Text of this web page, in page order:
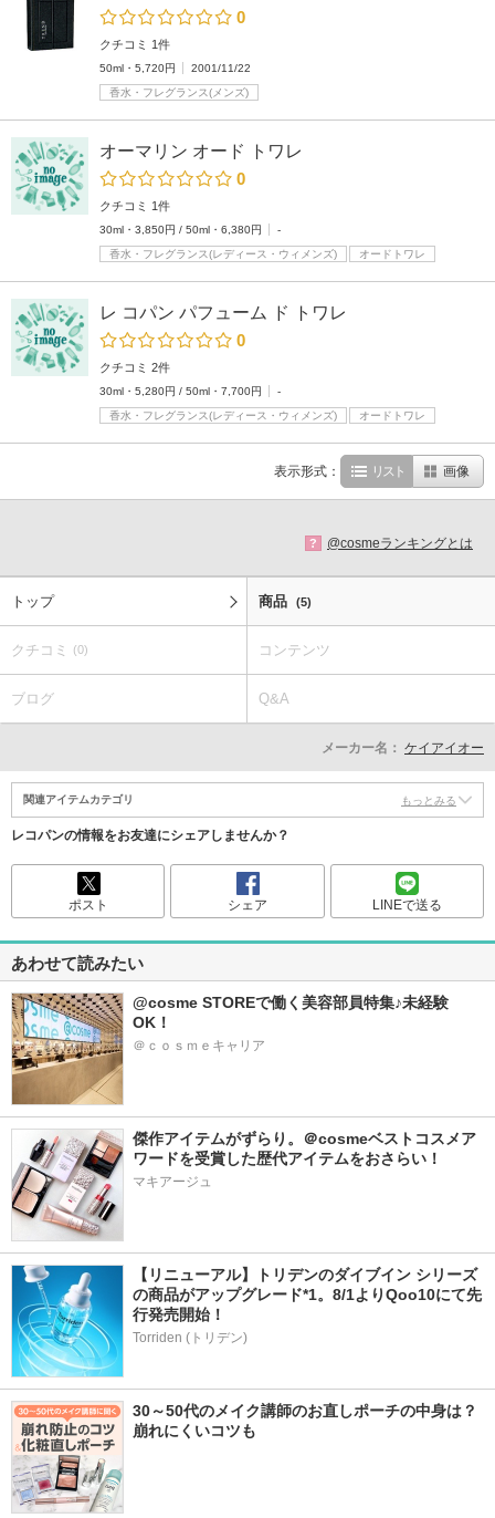
0
クチコミ 1件
50ml・5,720円
2001/11/22
香水・フレグランス(メンズ)
オーマリン オード トワレ
0
クチコミ 1件
30ml・3,850円 / 50ml・6,380円
-
香水・フレグランス(レディース・ウィメンズ)
オードトワレ
レ コパン パフューム ド トワレ
0
クチコミ 2件
30ml・5,280円 / 50ml・7,700円
-
香水・フレグランス(レディース・ウィメンズ)
オードトワレ
表示形式： リスト 画像
? @cosmeランキングとは
トップ 商品 (5)
クチコミ (0) コンテンツ
ブログ Q&A
メーカー名： ケイアイオー
関連アイテムカテゴリ もっとみる
レコパンの情報をお友達にシェアしませんか？
ポスト シェア LINEで送る
あわせて読みたい
@cosme STOREで働く美容部員特集♪未経験
OK！
＠ｃｏｓｍｅキャリア
傑作アイテムがずらり。＠cosmeベストコスメア
ワードを受賞した歴代アイテムをおさらい！
マキアージュ
【リニューアル】トリデンのダイブイン シリーズ
の商品がアップグレード*1。8/1よりQoo10にて先
行発売開始！
Torriden (トリデン)
30～50代のメイク講師のお直しポーチの中身は？
崩れにくいコツも